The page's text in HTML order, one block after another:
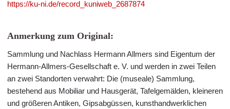
https://ku-ni.de/record_kuniweb_2687874
Anmerkung zum Original:
Sammlung und Nachlass Hermann Allmers sind Eigentum der
Hermann-Allmers-Gesellschaft e. V. und werden in zwei Teilen
an zwei Standorten verwahrt: Die (museale) Sammlung,
bestehend aus Mobiliar und Hausgerät, Tafelgemälden, kleineren
und größeren Antiken, Gipsabgüssen, kunsthandwerklichen